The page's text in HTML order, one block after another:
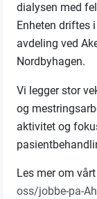
dialysen med
Enheten driftes
avdeling ved
Nordbyhagen.
Vi legger stor
og
aktivitet og
Les mer om
oss/jobbe-pa-